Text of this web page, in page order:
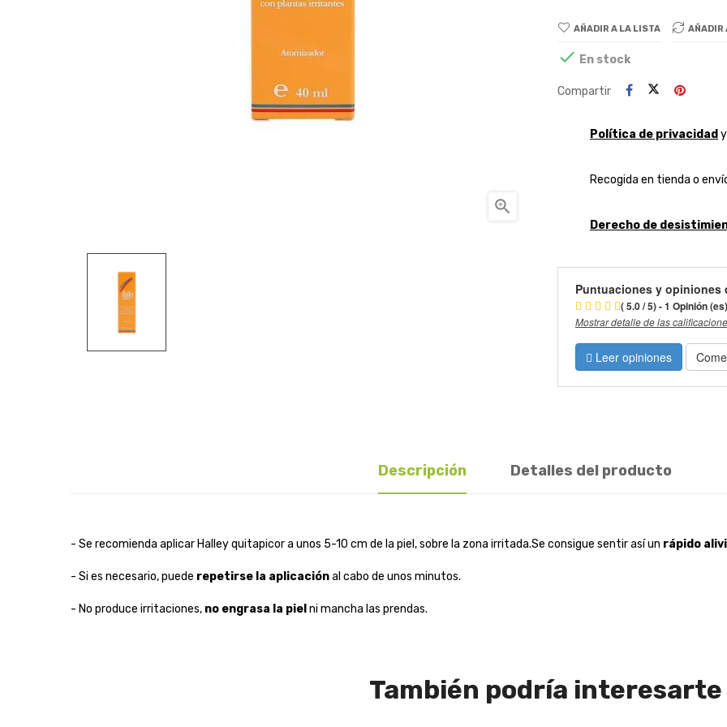

AÑADIR A LA LISTA AÑADIR
 En stock
Compartir
Política de privacidad
Recogida en tienda o
Derecho de
Puntuaciones y opiniones
( 5.0 / 5) - 1 Opinión (es)
Mostrar detalle de las
Leer opiniones
Descripción Detalles del producto
- Se recomienda aplicar Halley quitapicor a unos 5-10 cm de la piel, sobre la zona irritada.Se consigue sentir así un rápido
- Si es necesario, puede repetirse la aplicaciónal cabo de unos minutos.
- No produce irritaciones, no engrasa la piel ni mancha las prendas.
También podría interesarte